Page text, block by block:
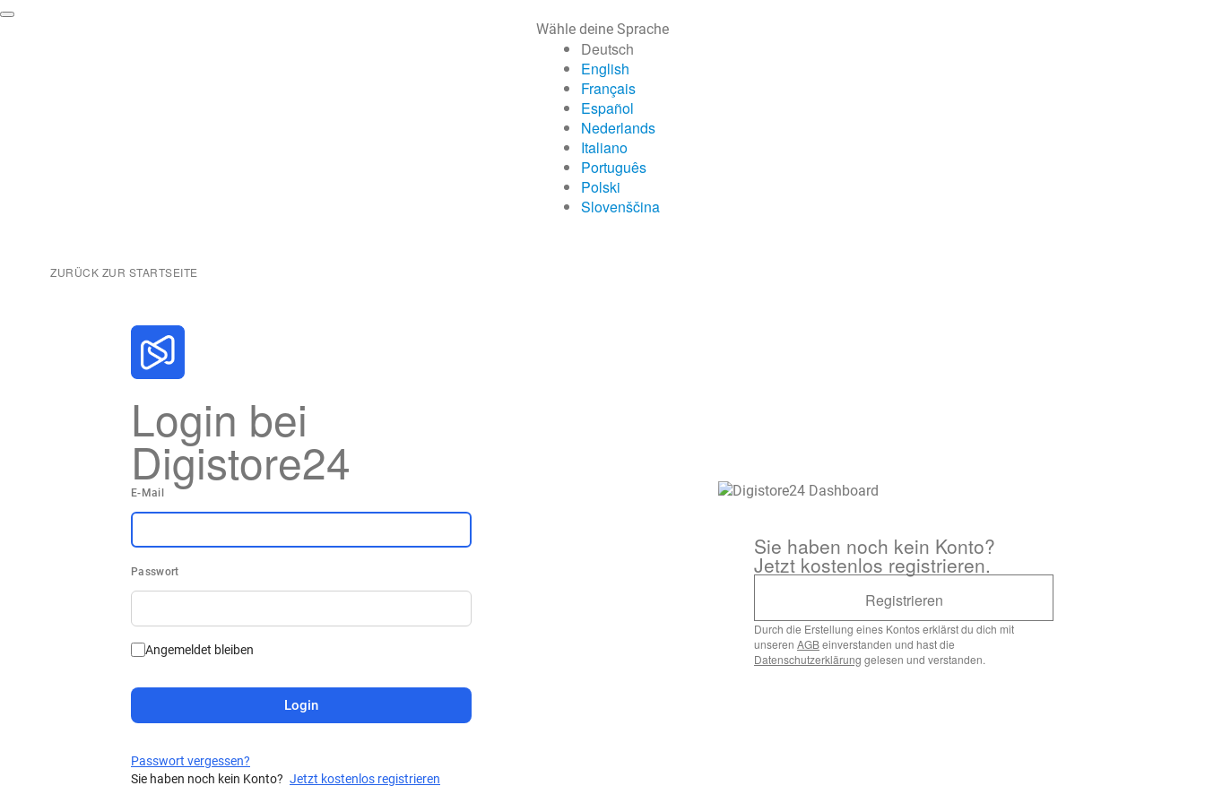
Wähle deine Sprache
Deutsch
English
Français
Español
Nederlands
Italiano
Português
Polski
Slovenščina
ZURÜCK ZUR STARTSEITE
Login bei
Digistore24
Sie haben noch kein Konto?
Jetzt kostenlos registrieren.
Registrieren
Durch die Erstellung eines Kontos erklärst du dich mit
unseren AGBeinverstanden und hast die
Datenschutzerklärung gelesen und verstanden.